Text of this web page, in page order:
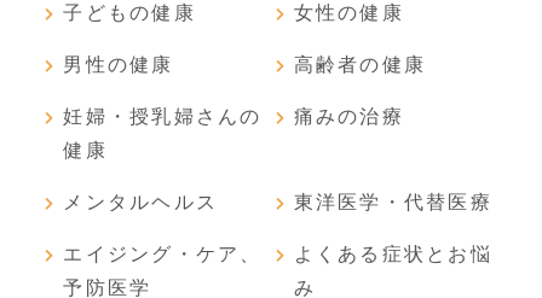
子どもの健康 女性の健康
男性の健康 高齢者の健康
妊婦・授乳婦さんの
健康
痛みの治療
メンタルヘルス 東洋医学・代替医療
エイジング・ケア、
予防医学
よくある症状とお悩
み